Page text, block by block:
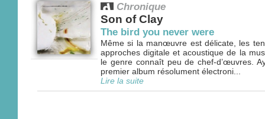
Chronique
Son of Clay
The bird you never were
Même si la manœuvre est délicate, les
approches digitale et acoustique de la
le genre connaît peu de chef-d’œuvres.
premier album résolument électroni...
Lire la suite